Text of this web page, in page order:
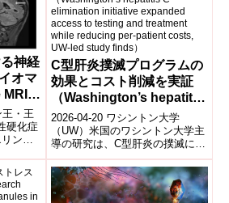
神経
オマ
in
・王
硬化症
ンを
半...
C型肝炎撲滅プログラムの
効果とコスト削減を実証
（Washington’s hepatitis
C elimination initiative
expanded access to
testing and treatment
while reducing per-
patient costs, UW-led
study finds）
2026-04-20 ワシントン大学
（UW）米国のワシントン大学主
導の研究は、C型肝炎の撲滅に向
けた取り組みが、検査・治療へ
のアクセス拡大と患者一人当た
りのコス...